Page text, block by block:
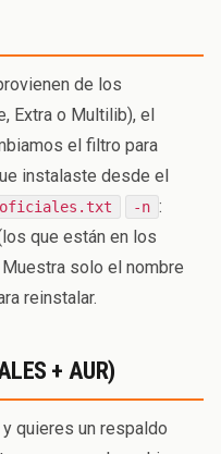
de los
Extra o Multilib), el
el filtro para
instalaste desde el
-n :
que están en los
Muestra solo el nombre
reinstalar.
+ AUR)
quieres un respaldo